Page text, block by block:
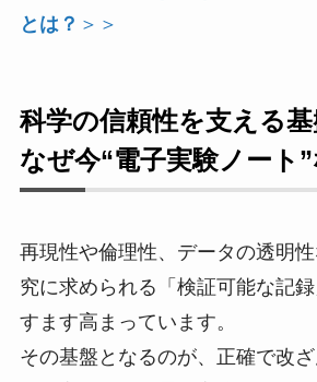
とは？ ＞＞
科学の信頼性を支える基
なぜ今“電子実験ノート
再現性や倫理性、データの透明
究に求められる「検証可能な記
すます高まっています。
その基盤となるのが、正確で改